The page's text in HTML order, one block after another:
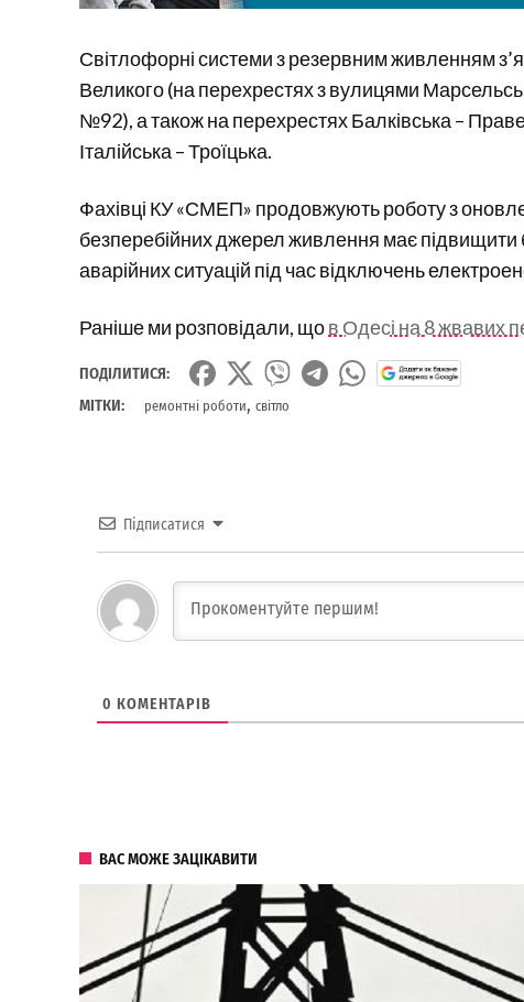
Світлофорні системи з резервним живленням
Великого (на перехрестях з вулицями
№92), а також на перехрестях Балківська –
Італійська – Троїцька.
Фахівці КУ «СМЕП» продовжують роботу з
безперебійних джерел живлення має
аварійних ситуацій під час відключень
Раніше ми розповідали, щов Одесі на 8 жвавих
ПОДІЛИТИСЯ:
МІТКИ:
ремонтні роботи, світло
Підписатися
0 КОМЕНТАРІВ
ВАС МОЖЕ ЗАЦІКАВИТИ